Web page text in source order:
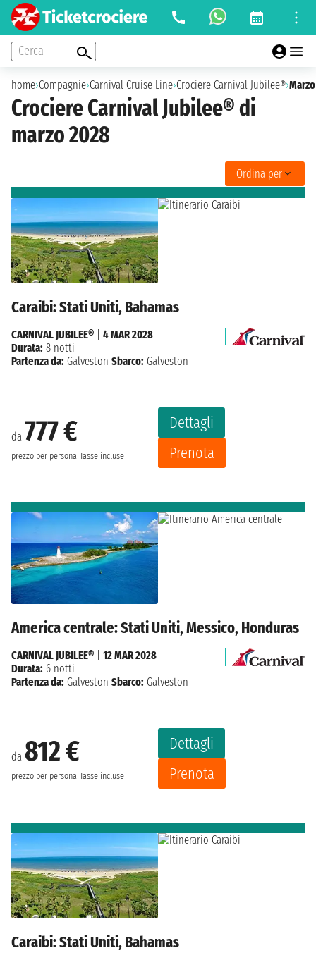
Cerca
home›Compagnie›Carnival Cruise Line›Crociere Carnival Jubilee®›
Crociere Carnival Jubilee® di
marzo 2028
Ordina per
Caraibi: Stati Uniti, Bahamas
da 777 €
prezzo per persona Tasse incluse
Dettagli
Prenota
CARNIVAL JUBILEE®
4 MAR 2028
Durata: 8 notti
Partenza da: Galveston Sbarco: Galveston
America centrale: Stati Uniti, Messico, Honduras
da 812 €
prezzo per persona Tasse incluse
Dettagli
Prenota
CARNIVAL JUBILEE®
12 MAR 2028
Durata: 6 notti
Partenza da: Galveston Sbarco: Galveston
Caraibi: Stati Uniti, Bahamas